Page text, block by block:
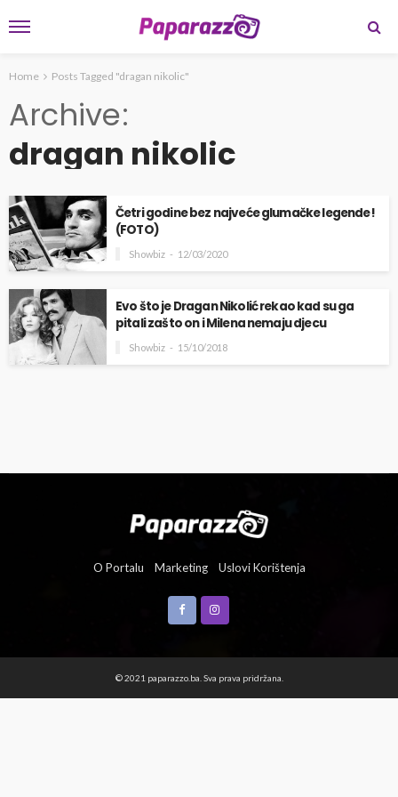
Home Posts Tagged "dragan nikolic"
Archive
dragan nikolic
Četri godine bez najveće glumačke legende!
(FOTO)
Showbiz 12/03/2020
Evo što je Dragan Nikolić rekao kad su ga
pitali zašto on i Milena nemaju djecu
Showbiz 15/10/2018
O Portalu Marketing Uslovi Korištenja
© 2021 paparazzo.ba. Sva prava pridržana.